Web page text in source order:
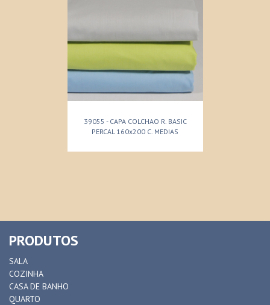
39055 - CAPA COLCHAO R. BASIC
PERCAL 160x200 C. MEDIAS
PRODUTOS
SALA
COZINHA
CASA DE BANHO
QUARTO